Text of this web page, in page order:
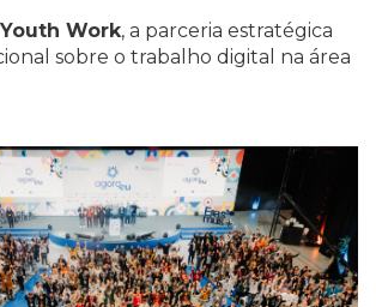
Work, a parceria estratégica
sobre o trabalho digital na área